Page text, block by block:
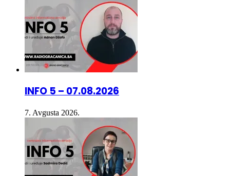
INFO 5 – 07.08.2026
7. Avgusta 2026.